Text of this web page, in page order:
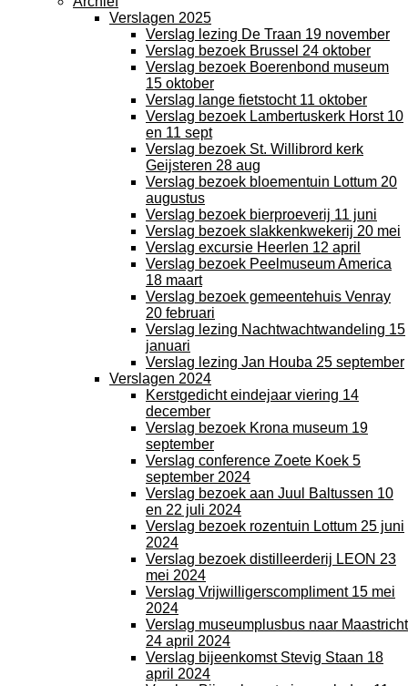
Verslagen 2025
Verslag lezing De Traan 19 november
Verslag bezoek Brussel 24 oktober
Verslag bezoek Boerenbond museum
15 oktober
Verslag lange fietstocht 11 oktober
Verslag bezoek Lambertuskerk Horst 10
en 11 sept
Verslag bezoek St. Willibrord kerk
Geijsteren 28 aug
Verslag bezoek bloementuin Lottum 20
augustus
Verslag bezoek bierproeverij 11 juni
Verslag bezoek slakkenkwekerij 20 mei
Verslag excursie Heerlen 12 april
Verslag bezoek Peelmuseum America
18 maart
Verslag bezoek gemeentehuis Venray
20 februari
Verslag lezing Nachtwachtwandeling 15
januari
Verslag lezing Jan Houba 25 september
Verslagen 2024
Kerstgedicht eindejaar viering 14
december
Verslag bezoek Krona museum 19
september
Verslag conference Zoete Koek 5
september 2024
Verslag bezoek aan Juul Baltussen 10
en 22 juli 2024
Verslag bezoek rozentuin Lottum 25 juni
2024
Verslag bezoek distilleerderij LEON 23
mei 2024
Verslag Vrijwilligerscompliment 15 mei
2024
Verslag museumplusbus naar Maastricht
24 april 2024
Verslag bijeenkomst Stevig Staan 18
april 2024